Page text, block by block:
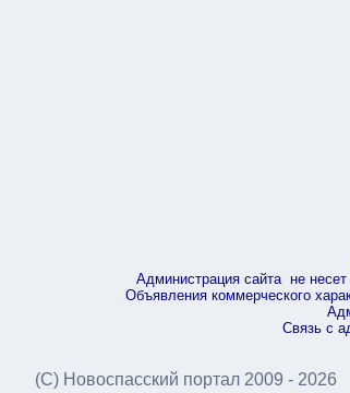
Администрация сайта не
Объявления коммерческого
Связь с
(С) Новоспасский портал 2009 - 2026